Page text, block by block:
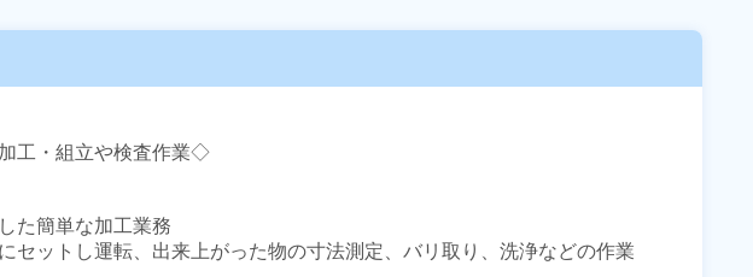
工・組立や検査作業◇
た簡単な加工業務
セットし運転、出来上がった物の寸法測定、バリ取り、洗浄などの作業